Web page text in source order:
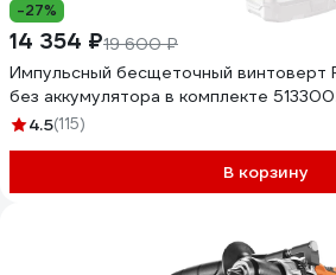
-27%
14 354 ₽19 600 ₽
Импульсный бесщеточный винтоверт
без аккумулятора в комплекте
4.5(115)
В корзину